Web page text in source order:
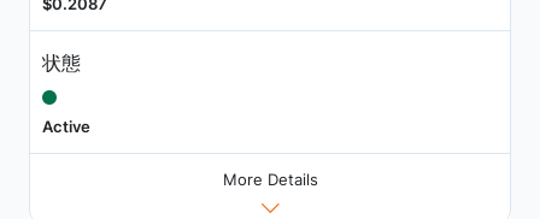
状態
Active
More Details